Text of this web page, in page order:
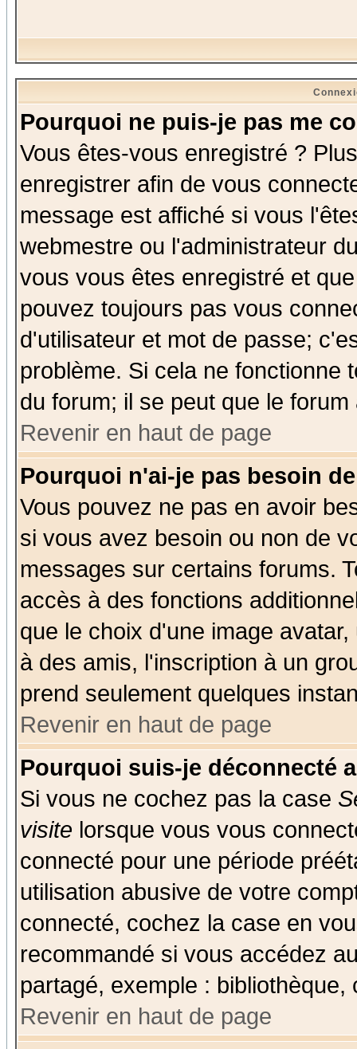
Pourquoi ne puis-je pas me
Vous êtes-vous enregistré ?
enregistrer afin de vous
message est affiché si vous
webmestre ou l'administrateur
vous vous êtes enregistré et
pouvez toujours pas vous
d'utilisateur et mot de passe;
problème. Si cela ne fonctionne
du forum; il se peut que le
Revenir en haut de page
Pourquoi n'ai-je pas besoin
Vous pouvez ne pas en avoir
si vous avez besoin ou non de
messages sur certains forums.
accès à des fonctions
que le choix d'une image
à des amis, l'inscription à un
prend seulement quelques
Revenir en haut de page
Pourquoi suis-je déconnecté
Si vous ne cochez pas la case
visite lorsque vous vous
connecté pour une période
utilisation abusive de votre
connecté, cochez la case en
recommandé si vous accédez
partagé, exemple :
Revenir en haut de page